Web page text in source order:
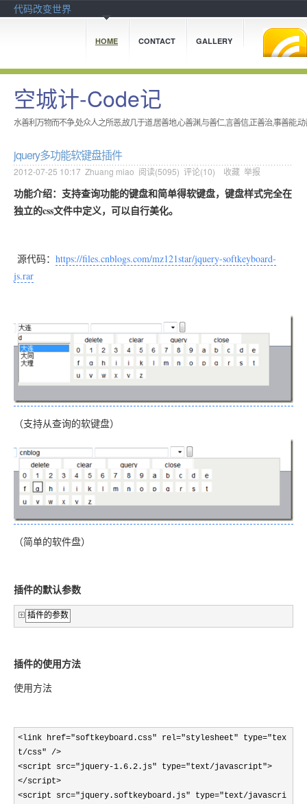
代码改变世界
HOME CONTACT GALLERY
空城计-Code记
水善利万物而不争,处众人之所恶,故几于道.居善地,心善渊,与善仁,言善信,正善治,事善能,
jquery多功能软键盘插件
2012-07-25 10:17 Zhuang miao 阅读(5095) 评论(10) 收藏 举报
功能介绍：支持查询功能的键盘和简单得软键盘，键盘样式完全在
独立的css文件中定义，可以自行美化。
源代码： https://files.cnblogs.com/mz121star/jquery-softkeyboard-
js.rar
（支持从查询的软键盘）
（简单的软件盘）
插件的默认参数
插件的参数
插件的使用方法
使用方法
<link href="softkeyboard.css" rel="stylesheet" type="tex
t/css" />
<script src="jquery-1.6.2.js" type="text/javascript">
</script>
<script src="jquery.softkeyboard.js" type="text/javascri